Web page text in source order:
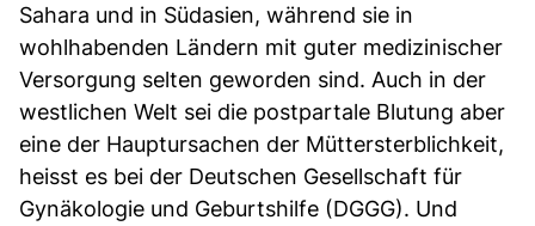
Sahara und in Südasien, während sie in
wohlhabenden Ländern mit guter medizinischer
Versorgung selten geworden sind. Auch in der
westlichen Welt sei die postpartale Blutung aber
eine der Hauptursachen der Müttersterblichkeit,
heisst es bei der Deutschen Gesellschaft für
Gynäkologie und Geburtshilfe (DGGG). Und